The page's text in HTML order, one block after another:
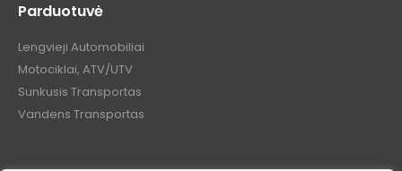
Parduotuvė
Lengvieji Automobiliai
Motociklai, ATV/UTV
Sunkusis Transportas
Vandens Transportas